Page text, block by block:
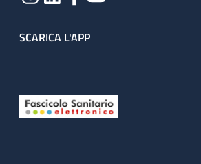
SCARICA L'APP